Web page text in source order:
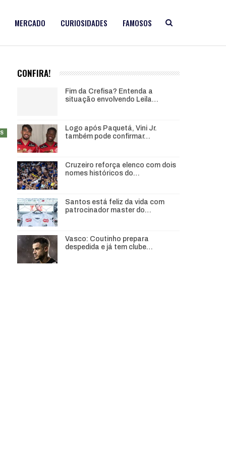
MERCADO CURIOSIDADES FAMOSOS
CONFIRA!
Fim da Crefisa? Entenda a
situação envolvendo Leila…
Logo após Paquetá, Vini Jr.
também pode confirmar…
Cruzeiro reforça elenco com dois
nomes históricos do…
Santos está feliz da vida com
patrocinador master do…
Vasco: Coutinho prepara
despedida e já tem clube…